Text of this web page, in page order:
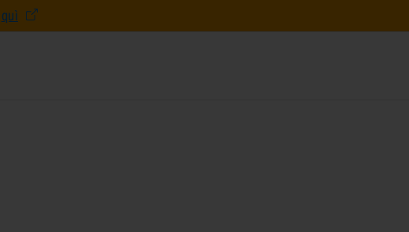
in Scienze
(IRB)
quì